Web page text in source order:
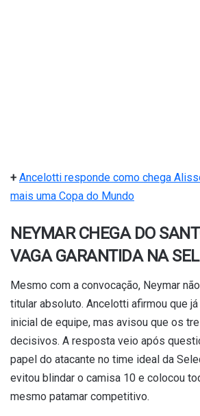
+ Ancelotti responde como chega
mais uma Copa do Mundo
NEYMAR CHEGA DO
VAGA GARANTIDA NA
Mesmo com a convocação, Neymar
titular absoluto. Ancelotti afirmou que
inicial de equipe, mas avisou que os
decisivos. A resposta veio após
papel do atacante no time ideal da
evitou blindar o camisa 10 e colocou
mesmo patamar competitivo.